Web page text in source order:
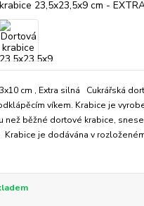
cm , Extra silná Cukrářská
víkem. Krabice je
než běžné dortové krabice, snese
je dodávána v